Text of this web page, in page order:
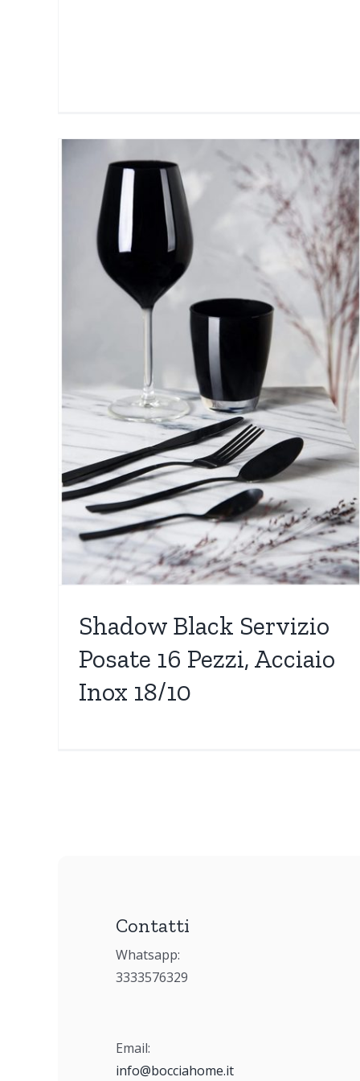
Shadow Black Servizio
Posate 16 Pezzi, Acciaio
Inox 18/10
Trinacria
Nuovi Arrivi OGGETTISTICA Più Venduti
Contatti
Whatsapp:
3333576329
Email:
info@bocciahome.it